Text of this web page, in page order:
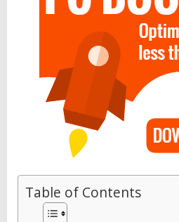
Table of Contents